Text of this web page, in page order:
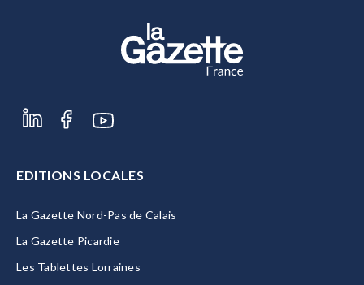
EDITIONS LOCALES
La Gazette Nord-Pas de Calais
La Gazette Picardie
Les Tablettes Lorraines